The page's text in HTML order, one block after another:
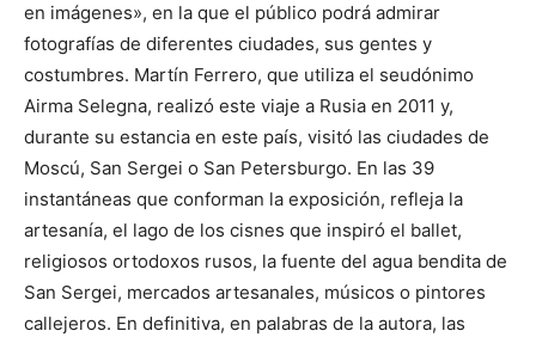
en imágenes», en la que el público podrá admirar
fotografías de diferentes ciudades, sus gentes y
costumbres. Martín Ferrero, que utiliza el seudónimo
Airma Selegna, realizó este viaje a Rusia en 2011 y,
durante su estancia en este país, visitó las ciudades de
Moscú, San Sergei o San Petersburgo. En las 39
instantáneas que conforman la exposición, refleja la
artesanía, el lago de los cisnes que inspiró el ballet,
religiosos ortodoxos rusos, la fuente del agua bendita de
San Sergei, mercados artesanales, músicos o pintores
callejeros. En definitiva, en palabras de la autora, las